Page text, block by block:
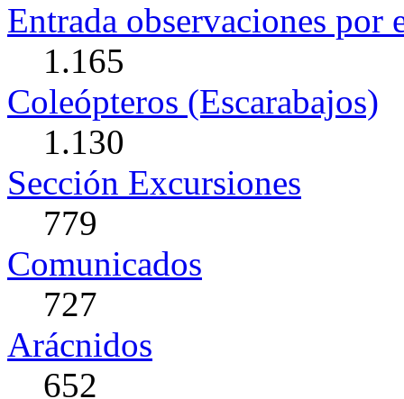
Entrada observaciones por
1.165
Coleópteros (Escarabajos)
1.130
Sección Excursiones
779
Comunicados
727
Arácnidos
652